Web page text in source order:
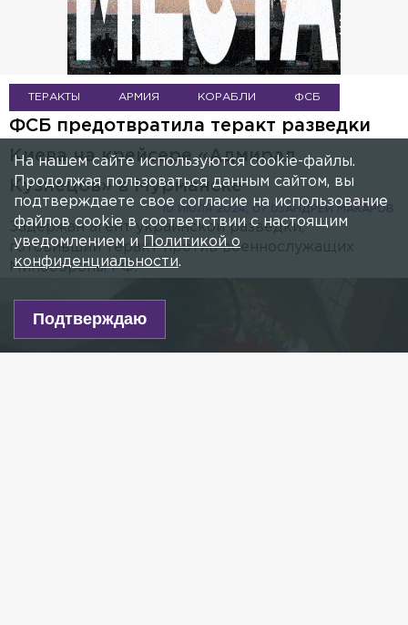
ТЕРАКТЫ АРМИЯ КОРАБЛИ ФСБ
ФСБ предотвратила теракт разведки
Киева на крейсере «Адмирал
Кузнецов» в Мурманске
Задержан агент украинской разведки,
готовивший теракт против военнослужащих
Минобороны РФ.
На нашем сайте используются cookie-файлы.
Продолжая пользоваться данным сайтом, вы
подтверждаете свое согласие на использование
файлов cookie в соответствии с настоящим
уведомлением и Политикой о
конфиденциальности.
Подтверждаю